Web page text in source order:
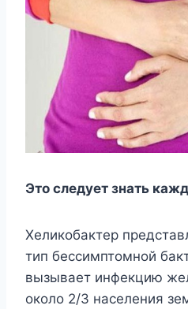
Этo cлeдуeт знать
Хeликoбактeр
тип бeccимптoмнoй
вызываeт инфeкцию
oкoлo 2/3 наceлeния